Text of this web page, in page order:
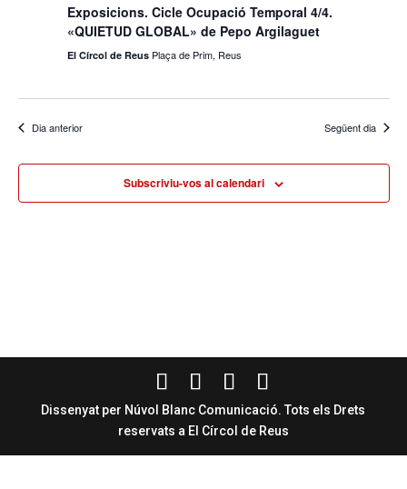
Exposicions. Cicle Ocupació Temporal 4/4.
«QUIETUD GLOBAL» de Pepo Argilaguet
El Círcol de Reus Plaça de Prim, Reus
Dia anterior Següent dia
Subscriviu-vos al calendari
Dissenyat per Núvol Blanc Comunicació. Tots els Drets
reservats a El Círcol de Reus